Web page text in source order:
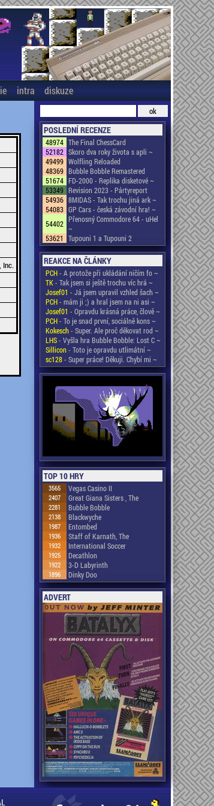
intra diskuze
Inc.
POSLEDNÍ RECENZE
48974 The Final ChessCard
52182 Skoro dva roky života s apli ~
49499 Wolfling Reloaded
48369 Bubble Bobble Remastered
51674 FD-2000 - Replika disketové ~
53349 Revision 2023 - Pártyreport
54936 8MIDAS - Tak trochu jiná ark ~
54083 GP Cars - česká závodní hra! ~
54402 Přenosný Commodore 64 - uHel
~
53621
Tupouni 1 a Tupouni 2
REAKCE NA ČLÁNKY
PCH- A protože při ukládání ničím fo ~
TK- Tak jsem si ještě trochu víc hrá ~
Josef01 - Já jsem upravil vzhled šach ~
PCH- mám ji ;) a hral jsem na ni asi ~
Josef01 - Opravdu krásná práce, člově ~
PCH- To je snad první, sociálně kons ~
Kokesch- Super. Ale proč děkovat rod ~
LHS- Vyšla hra Bubble Bobble: Lost C ~
Sillicon- Toto je opravdu utlimátní ~
sc128- Super práce! Děkuji. Chybí mi ~
TOP 10 HRY
3565 Vegas Casino II
2407 Great Giana Sisters , The
2281 Bubble Bobble
2138 Blackwyche
1987 Entombed
1936 Staff of Karnath, The
1932 International Soccer
1925 Decathlon
1922 3-D Labyrinth
1896 Dinky Doo
ADVERT